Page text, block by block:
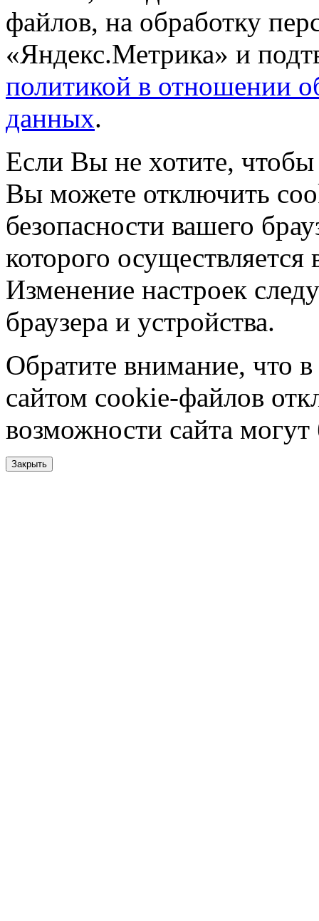
файлов, на обработку
«Яндекс.Метрика» и
политикой в отношении
данных.
Если Вы не хотите,
Вы можете отключить
безопасности вашего
которого
Изменение настроек
браузера и устройства.
Обратите внимание, что в
сайтом cookie-файлов
возможности сайта
Закрыть